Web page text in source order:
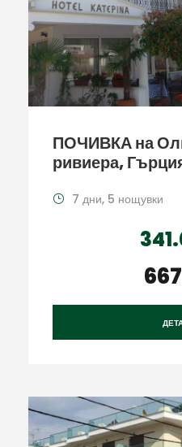
ПОЧИВКА на
ривиера,
7 дни, 5 нощувки